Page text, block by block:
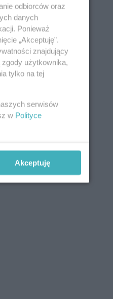
odbiorców oraz
danych
Ponieważ
„Akceptuję”.
znajdujący
użytkownika,
tylko na tej
serwisów
w Polityce
Akceptuję